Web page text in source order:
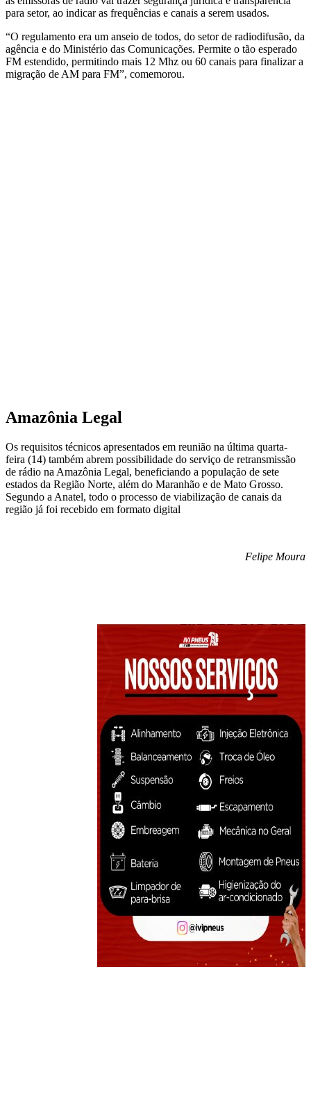
para setor, ao indicar as frequências e canais a serem usados.
“O regulamento era um anseio de todos, do setor de radiodifusão, da
agência e do Ministério das Comunicações. Permite o tão esperado
FM estendido, permitindo mais 12 Mhz ou 60 canais para finalizar a
migração de AM para FM”, comemorou.
Amazônia Legal
Os requisitos técnicos apresentados em reunião na última quarta-
feira (14) também abrem possibilidade do serviço de retransmissão
de rádio na Amazônia Legal, beneficiando a população de sete
estados da Região Norte, além do Maranhão e de Mato Grosso.
Segundo a Anatel, todo o processo de viabilização de canais da
região já foi recebido em formato digital
Felipe Moura